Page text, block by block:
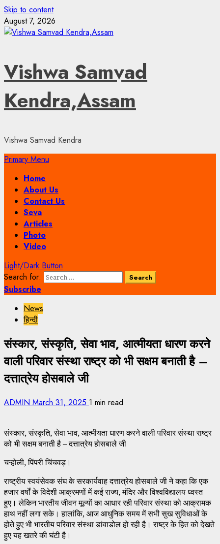
Skip to content
August 7, 2026
Vishwa Samvad
Kendra,Assam
Vishwa Samvad Kendra
Primary Menu
Home
About Us
Contact Us
Seva
Articles
Photo
Video
Light/Dark Button
Search for:
Subscribe
News
हिन्दी
संस्कार, संस्कृति, सेवा भाव, आत्मीयता धारण करने
वाली परिवार संस्था राष्ट्र को भी सक्षम बनाती है –
दत्तात्रेय होसबाले जी
ADMIN March 31, 2025 1 min read
संस्कार, संस्कृति, सेवा भाव, आत्मीयता धारण करने वाली परिवार संस्था राष्ट्र
को भी सक्षम बनाती है – दत्तात्रेय होसबाले जी
चऱ्होली, पिंपरी चिंचवड़।
राष्ट्रीय स्वयंसेवक संघ के सरकार्यवाह दत्तात्रेय होसबाले जी ने कहा कि एक
हजार वर्षों के विदेशी आक्रमणों में कई राज्य, मंदिर और विश्वविद्यालय ध्वस्त
हुए। लेकिन भारतीय जीवन मूल्यों का आधार रही परिवार संस्था को आक्रामक
हाथ नहीं लगा सके। हालांकि, आज आधुनिक समय में सभी सुख सुविधाओं के
होते हुए भी भारतीय परिवार संस्था डांवाडोल हो रही है। राष्ट्र के हित को देखते
हुए यह खतरे की घंटी है।